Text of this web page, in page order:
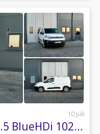
10 juli
Citroën Berlingo Van 1.5 BlueHDi 102hk, Dragkrok, 1 Ägare, Moms